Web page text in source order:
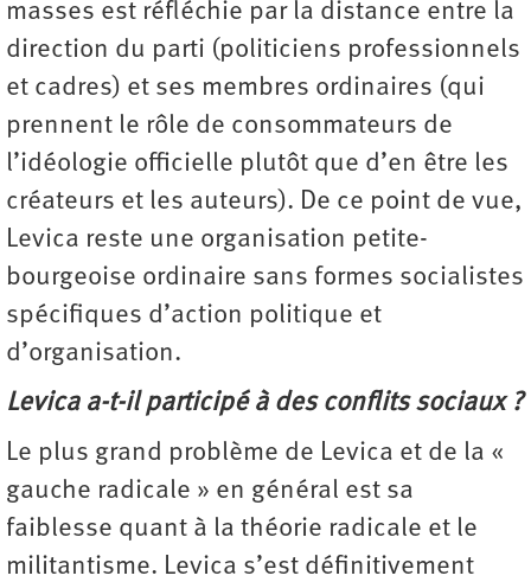
masses est réfléchie par la distance entre la
direction du parti (politiciens professionnels
et cadres) et ses membres ordinaires (qui
prennent le rôle de consommateurs de
l’idéologie officielle plutôt que d’en être les
créateurs et les auteurs). De ce point de vue,
Levica reste une organisation petite-
bourgeoise ordinaire sans formes socialistes
spécifiques d’action politique et
d’organisation.
Levica a-t-il participé à des conflits sociaux ?
Le plus grand problème de Levica et de la «
gauche radicale » en général est sa
faiblesse quant à la théorie radicale et le
militantisme. Levica s’est définitivement